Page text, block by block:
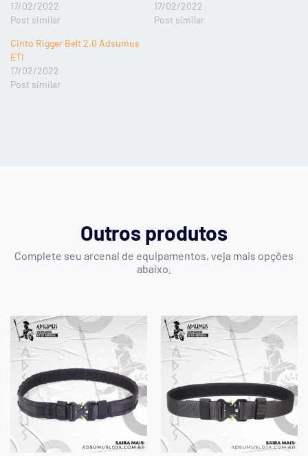
17/02/2022
Post similar
17/02/2022
Post similar
Cinto Rigger Belt 2.0 Adsumus
ETI
17/02/2022
Post similar
Outros produtos
Complete seu arcenal de equipamentos, veja mais opções
abaixo.
Este
produto
várias
variantes.
As
opções
podem
Este
As